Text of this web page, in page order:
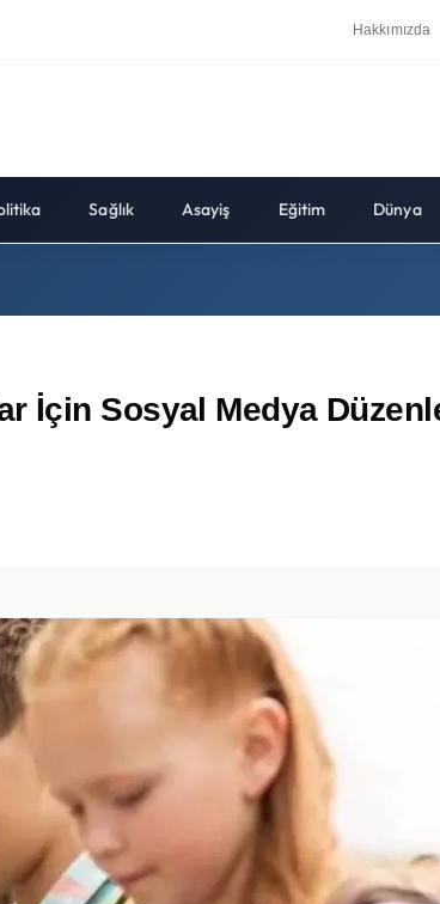
Hakkımızda
Sağlık Asayiş Eğitim Dünya
İçin Sosyal Medya